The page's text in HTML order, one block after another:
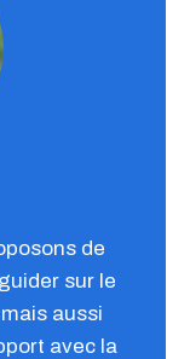
de
sur le
aussi
avec la